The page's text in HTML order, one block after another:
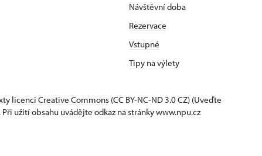
Návštěvní doba
Rezervace
Vstupné
Tipy na výlety
licenci Creative Commons (CC BY-NC-ND 3.0 CZ) (Uveďte
užití obsahu uvádějte odkaz na stránky www.npu.cz